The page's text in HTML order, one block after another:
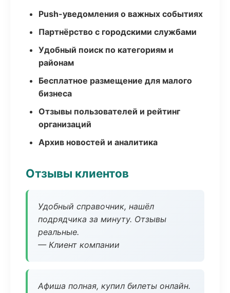
Push-уведомления о важных событиях
Партнёрство с городскими службами
Удобный поиск по категориям и
районам
Бесплатное размещение для малого
бизнеса
Отзывы пользователей и рейтинг
организаций
Архив новостей и аналитика
Отзывы клиентов
Удобный справочник, нашёл
подрядчика за минуту. Отзывы
реальные.
— Клиент компании
Афиша полная, купил билеты онлайн.